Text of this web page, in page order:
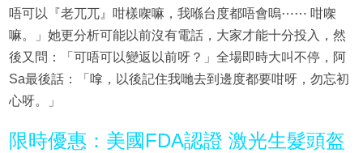
唔可以『老兀兀』咁樣㗎嘛，我喺台度都唔會嗚⋯⋯ 咁㗎
嘛。」她更分析可能以前沒有電話，大家才能十分投入，然
後又問：「可唔可以變返以前呀？」全場即時大叫不停，阿
Sa最後話：「嗱，以後記住我哋去到邊度都要咁呀，勿忘初
心呀。」
限時優惠：美國FDA認證 激光生髮頭盔